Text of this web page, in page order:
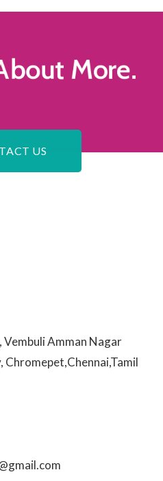
More.
US
Amman Nagar
Chromepet,Chennai,Tamil